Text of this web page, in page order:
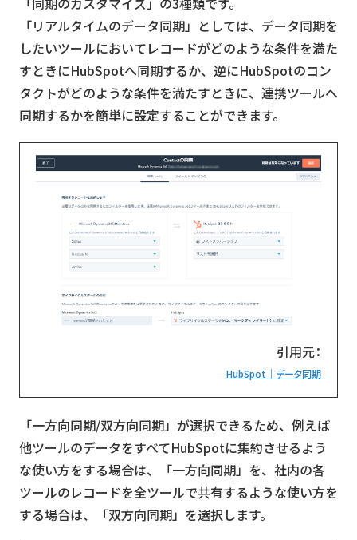
「リアルタイムのデータ同期」としては、データ同期を
したいツールにおいてレコードがどのような条件を満た
すときにHubSpotへ同期するか、逆にHubSpotのコン
タクトがどのような条件を満たすときに、連携ツールへ
同期するかを簡単に設定することができます。
引用元：
HubSpot｜データ同期
「一方向同期/双方向同期」が選択できるため、例えば
他ツールのデータをすべてHubSpotに集約させるよう
な使い方をする場合は、「一方向同期」を、社内の各
ツールのレコードを全ツールで共有するような使い方を
する場合は、「双方向同期」を選択します。